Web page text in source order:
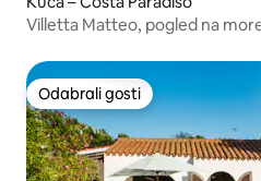
Villetta Matteo, pogled na
Odabrali gosti
Odabrali gosti